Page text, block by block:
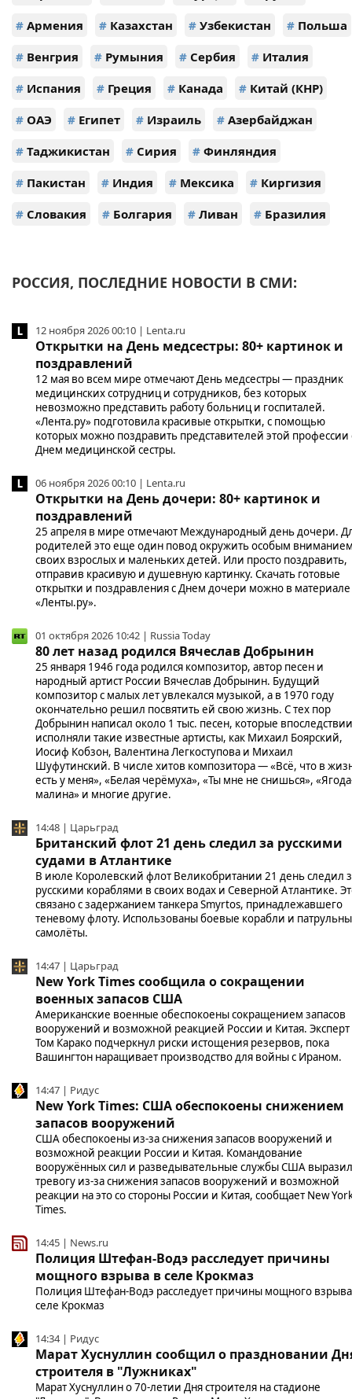
# Армения # Казахстан # Узбекистан # Польша
# Венгрия # Румыния # Сербия # Италия
# Испания # Греция # Канада # Китай (КНР)
# ОАЭ # Египет # Израиль # Азербайджан
# Таджикистан # Сирия # Финляндия
# Пакистан # Индия # Мексика # Киргизия
# Словакия # Болгария # Ливан # Бразилия
РОССИЯ, ПОСЛЕДНИЕ НОВОСТИ В СМИ:
12 ноября 2026 00:10 | Lenta.ru
Открытки на День медсестры: 80+ картинок и
поздравлений
12 мая во всем мире отмечают День медсестры — праздник
медицинских сотрудниц и сотрудников, без которых
невозможно представить работу больниц и госпиталей.
«Лента.ру» подготовила красивые открытки, с помощью
которых можно поздравить представителей этой профессии
Днем медицинской сестры.
06 ноября 2026 00:10 | Lenta.ru
Открытки на День дочери: 80+ картинок и
поздравлений
25 апреля в мире отмечают Международный день дочери.
родителей это еще один повод окружить особым
своих взрослых и маленьких детей. Или просто поздравить,
отправив красивую и душевную картинку. Скачать готовые
открытки и поздравления с Днем дочери можно в материале
«Ленты.ру».
01 октября 2026 10:42 | Russia Today
80 лет назад родился Вячеслав Добрынин
25 января 1946 года родился композитор, автор песен и
народный артист России Вячеслав Добрынин. Будущий
композитор с малых лет увлекался музыкой, а в 1970 году
окончательно решил посвятить ей свою жизнь. С тех пор
Добрынин написал около 1 тыс. песен, которые впоследствии
исполняли такие известные артисты, как Михаил Боярский,
Иосиф Кобзон, Валентина Легкоступова и Михаил
Шуфутинский. В числе хитов композитора — «Всё, что в
есть у меня», «Белая черёмуха», «Ты мне не снишься»,
малина» и многие другие.
14:48 | Царьград
Британский флот 21 день следил за русскими
судами в Атлантике
В июле Королевский флот Великобритании 21 день следил
русскими кораблями в своих водах и Северной Атлантике.
связано с задержанием танкера Smyrtos, принадлежавшего
теневому флоту. Использованы боевые корабли и
самолёты.
14:47 | Царьград
New York Times сообщила о сокращении
военных запасов США
Американские военные обеспокоены сокращением запасов
вооружений и возможной реакцией России и Китая. Эксперт
Том Карако подчеркнул риски истощения резервов, пока
Вашингтон наращивает производство для войны с Ираном.
14:47 | Ридус
New York Times: США обеспокоены снижением
запасов вооружений
США обеспокоены из-за снижения запасов вооружений и
возможной реакции России и Китая. Командование
вооружённых сил и разведывательные службы США
тревогу из-за снижения запасов вооружений и возможной
реакции на это со стороны России и Китая, сообщает New
Times.
14:45 | News.ru
Полиция Штефан-Водэ расследует причины
мощного взрыва в селе Крокмаз
Полиция Штефан-Водэ расследует причины мощного
селе Крокмаз
14:34 | Ридус
Марат Хуснуллин сообщил о праздновании
строителя в "Лужниках"
Марат Хуснуллин о 70-летии Дня строителя на стадионе